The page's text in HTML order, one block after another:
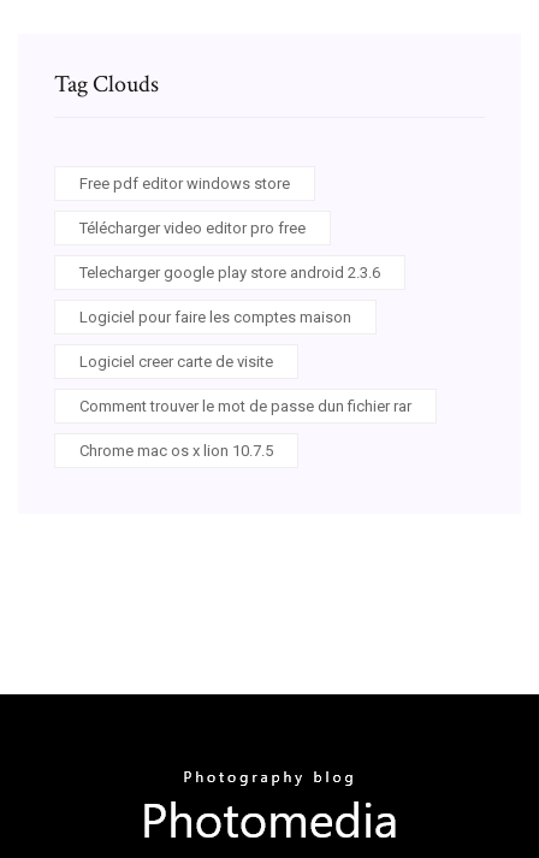
Tag Clouds
Free pdf editor windows store
Télécharger video editor pro free
Telecharger google play store android 2.3.6
Logiciel pour faire les comptes maison
Logiciel creer carte de visite
Comment trouver le mot de passe dun fichier rar
Chrome mac os x lion 10.7.5